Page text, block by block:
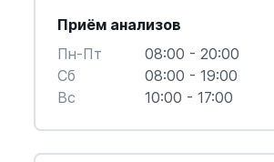
Приём анализов
Пн-Пт
08:00 - 20:00
Cб
08:00 - 19:00
Вс
10:00 - 17:00